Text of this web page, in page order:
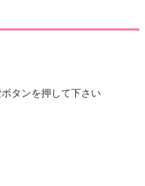
タンを押して下さい